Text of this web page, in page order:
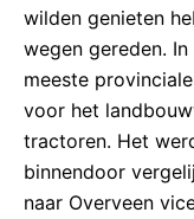
wilden genieten
wegen gereden.
meeste
voor het
tractoren. Het
binnendoor
naar Overveen